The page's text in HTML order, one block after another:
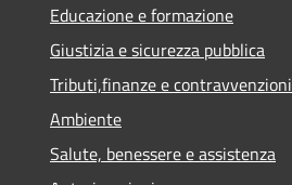
Educazione e formazione
Giustizia e sicurezza pubblica
Tributi,finanze e contravvenzioni
Ambiente
Salute, benessere e assistenza